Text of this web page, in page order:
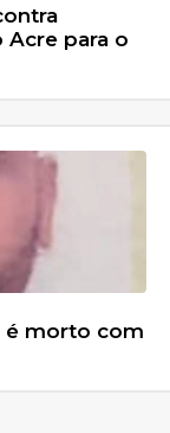
Acre para o
é morto com